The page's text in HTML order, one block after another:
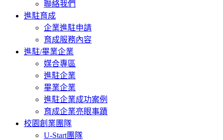
聯絡我們
進駐育成
企業進駐申請
育成服務內容
進駐/畢業企業
媒合專區
進駐企業
畢業企業
進駐企業成功案例
育成企業亮眼事蹟
校園創業團隊
U-Start團隊